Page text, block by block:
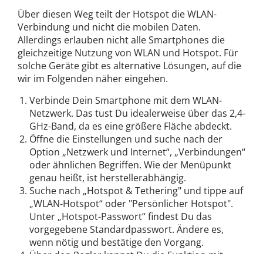
Über diesen Weg teilt der Hotspot die WLAN-
Verbindung und nicht die mobilen Daten.
Allerdings erlauben nicht alle Smartphones die
gleichzeitige Nutzung von WLAN und Hotspot. Für
solche Geräte gibt es alternative Lösungen, auf die
wir im Folgenden näher eingehen.
Verbinde Dein Smartphone mit dem WLAN-
Netzwerk. Das tust Du idealerweise über das 2,4-
GHz-Band, da es eine größere Fläche abdeckt.
Öffne die Einstellungen und suche nach der
Option „Netzwerk und Internet“, „Verbindungen“
oder ähnlichen Begriffen. Wie der Menüpunkt
genau heißt, ist herstellerabhängig.
Suche nach „Hotspot & Tethering" und tippe auf
„WLAN-Hotspot“ oder "Persönlicher Hotspot".
Unter „Hotspot-Passwort“ findest Du das
vorgegebene Standardpasswort. Ändere es,
wenn nötig und bestätige den Vorgang.